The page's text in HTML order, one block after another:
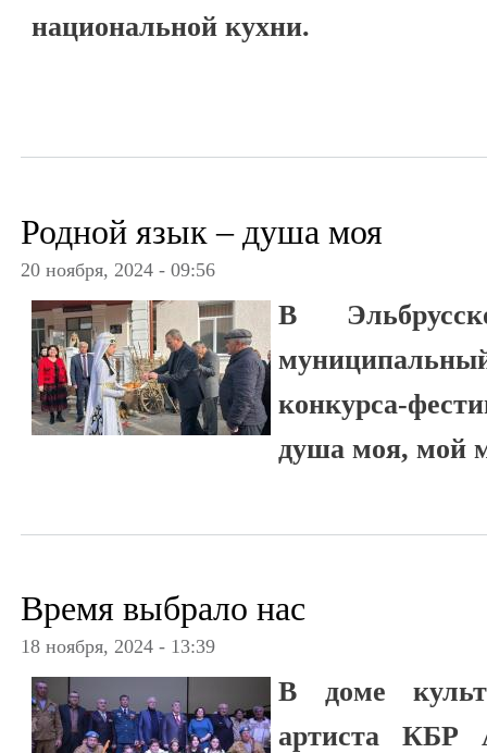
национальной кухни.
Родной язык – душа моя
20 ноября, 2024 - 09:56
В
конкурса-
душа моя, мой
Время выбрало нас
18 ноября, 2024 - 13:39
В доме
артиста КБР